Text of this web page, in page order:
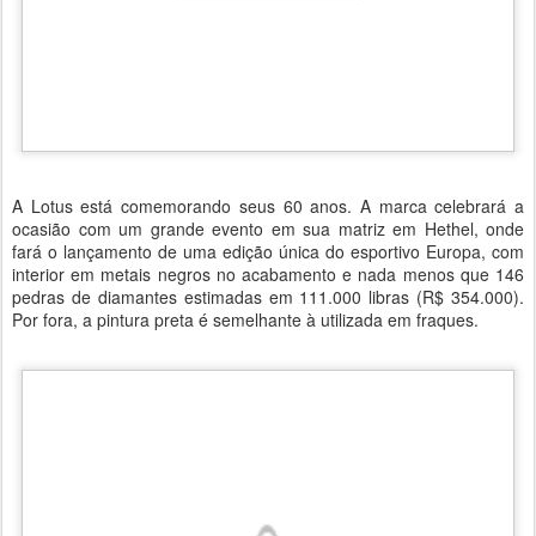
A Lotus está comemorando seus 60 anos. A marca celebrará a
ocasião com um grande evento em sua matriz em Hethel, onde
fará o lançamento de uma edição única do esportivo Europa, com
interior em metais negros no acabamento e nada menos que 146
pedras de diamantes estimadas em 111.000 libras (R$ 354.000).
Por fora, a pintura preta é semelhante à utilizada em fraques.